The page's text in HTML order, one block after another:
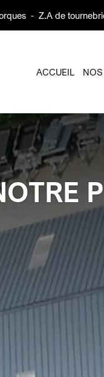
- Z.A de
ACCUEIL